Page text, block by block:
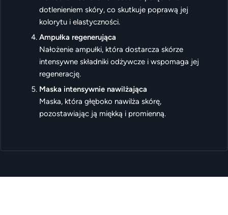
dotlenieniem skóry, co skutkuje poprawą jej
kolorytu i elastyczności.
Ampułka regenerująca
Nałożenie ampułki, która dostarcza skórze
intensywne składniki odżywcze i wspomaga jej
regenerację.
Maska intensywnie nawilżająca
Maska, która głęboko nawilża skórę,
pozostawiając ją miękką i promienną.